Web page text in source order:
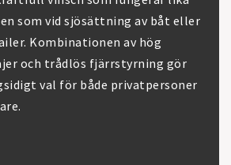
som vid sjösättning av båt eller
Kombinationen av hög
och trådlös fjärrstyrning gör
val för både privatpersoner